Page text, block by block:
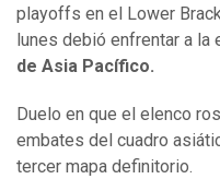
playoffs en el Lower
lunes debió enfrentar a la
de Asia Pacífico.
Duelo en que el elenco
embates del cuadro
tercer mapa definitorio.